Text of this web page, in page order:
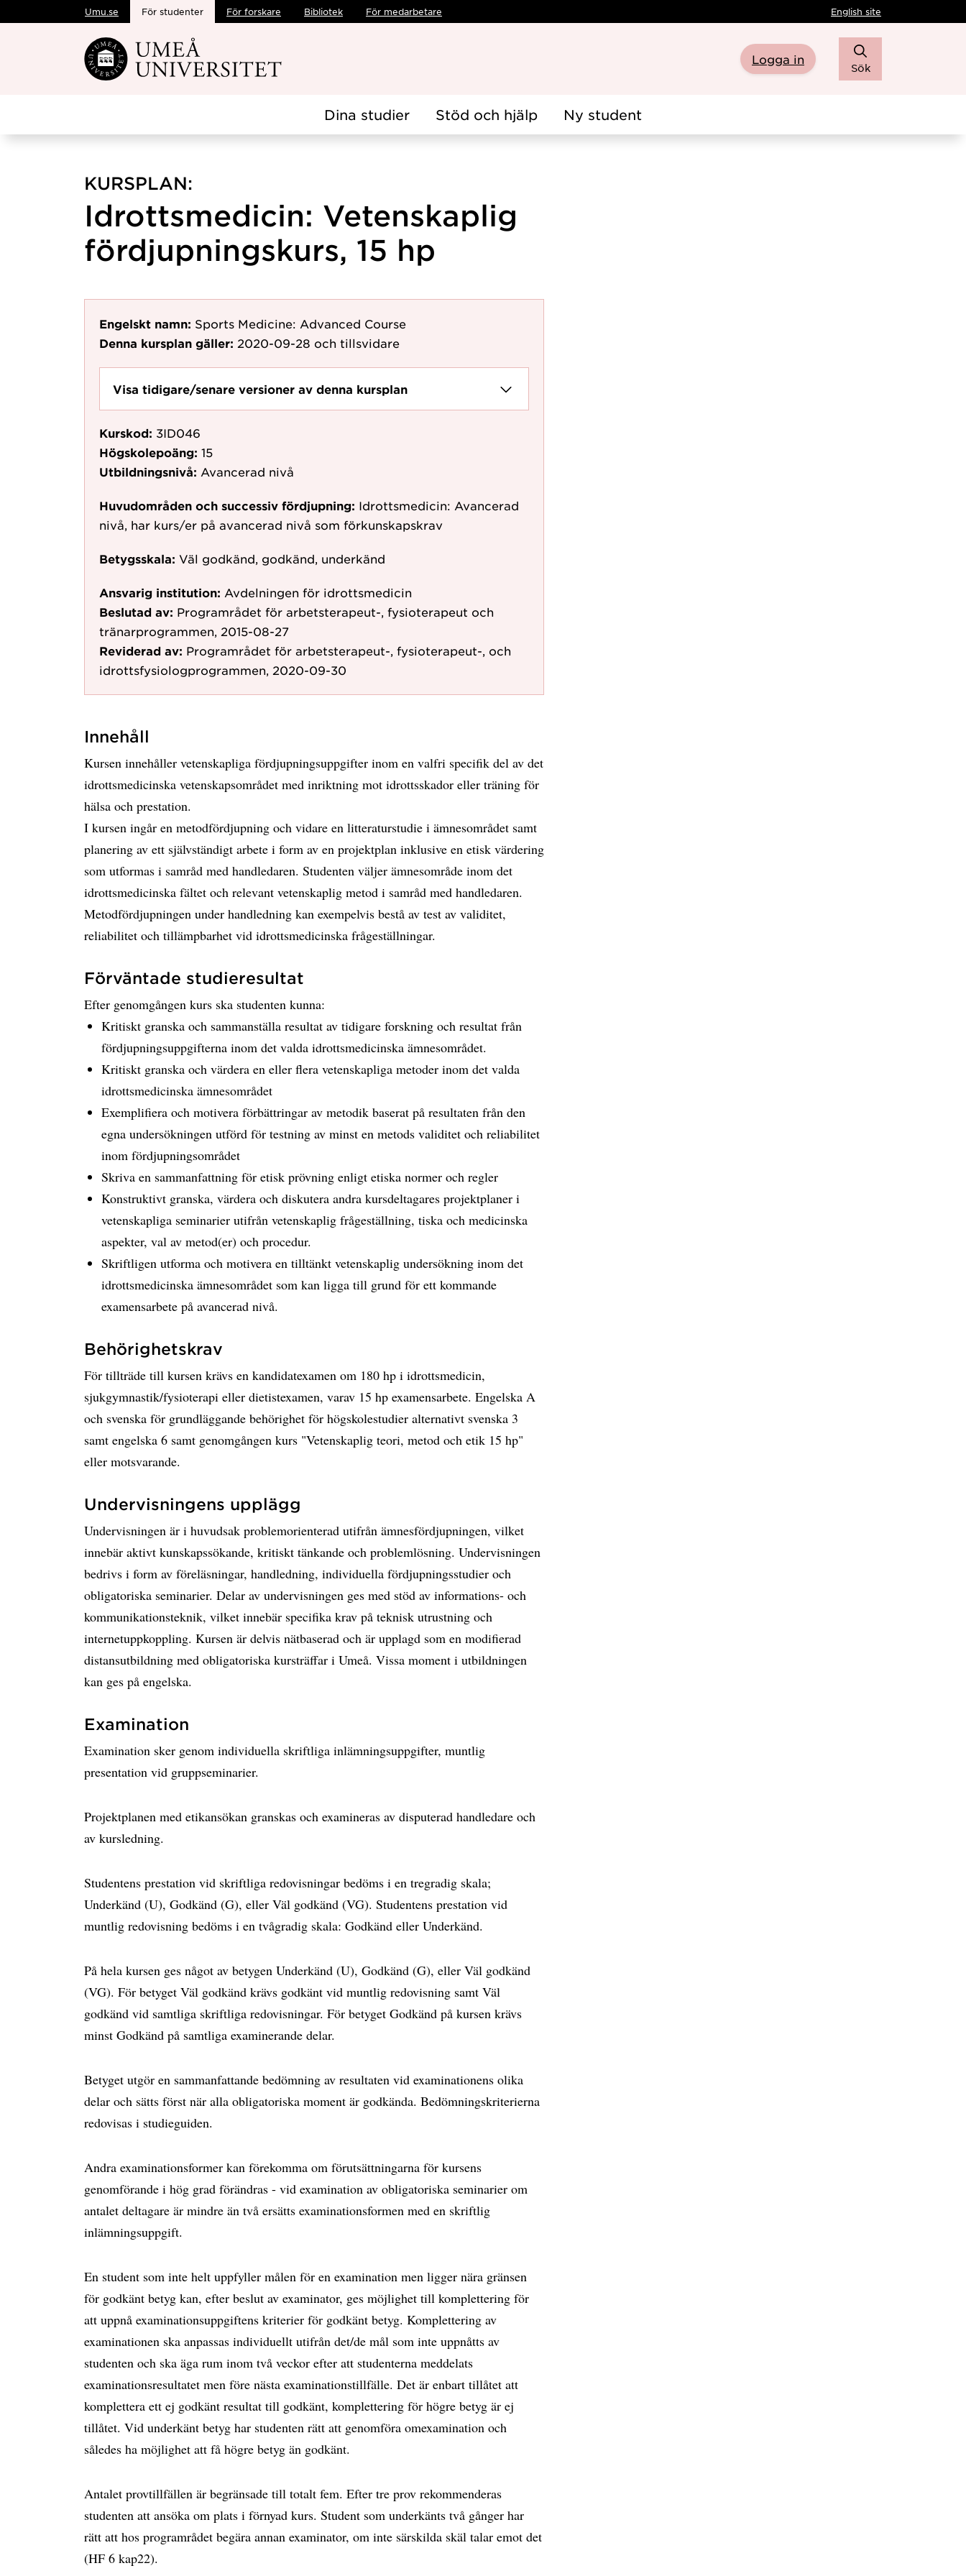
Hoppa direkt till innehållet
Umu.se För studenter För forskare Bibliotek För medarbetare English site
Logga in
Sök
Dina studier Stöd och hjälp Ny student
KURSPLAN:
Idrottsmedicin: Vetenskaplig
fördjupningskurs, 15 hp
Engelskt namn: Sports Medicine: Advanced Course
Denna kursplan gäller: 2020-09-28 och tillsvidare
Visa tidigare/senare versioner av denna kursplan
Kurskod: 3ID046
Högskolepoäng: 15
Utbildningsnivå: Avancerad nivå
Huvudområden och successiv fördjupning: Idrottsmedicin: Avancerad
nivå, har kurs/er på avancerad nivå som förkunskapskrav
Betygsskala: Väl godkänd, godkänd, underkänd
Ansvarig institution: Avdelningen för idrottsmedicin
Beslutad av: Programrådet för arbetsterapeut-, fysioterapeut och
tränarprogrammen, 2015-08-27
Reviderad av: Programrådet för arbetsterapeut-, fysioterapeut-, och
idrottsfysiologprogrammen, 2020-09-30
Innehåll
Kursen innehåller vetenskapliga fördjupningsuppgifter inom en valfri specifik del av det
idrottsmedicinska vetenskapsområdet med inriktning mot idrottsskador eller träning för
hälsa och prestation.
I kursen ingår en metodfördjupning och vidare en litteraturstudie i ämnesområdet samt
planering av ett självständigt arbete i form av en projektplan inklusive en etisk värdering
som utformas i samråd med handledaren. Studenten väljer ämnesområde inom det
idrottsmedicinska fältet och relevant vetenskaplig metod i samråd med handledaren.
Metodfördjupningen under handledning kan exempelvis bestå av test av validitet,
reliabilitet och tillämpbarhet vid idrottsmedicinska frågeställningar.
Förväntade studieresultat
Efter genomgången kurs ska studenten kunna:
Kritiskt granska och sammanställa resultat av tidigare forskning och resultat från
fördjupningsuppgifterna inom det valda idrottsmedicinska ämnesområdet.
Kritiskt granska och värdera en eller flera vetenskapliga metoder inom det valda
idrottsmedicinska ämnesområdet
Exemplifiera och motivera förbättringar av metodik baserat på resultaten från den
egna undersökningen utförd för testning av minst en metods validitet och reliabilitet
inom fördjupningsområdet
Skriva en sammanfattning för etisk prövning enligt etiska normer och regler
Konstruktivt granska, värdera och diskutera andra kursdeltagares projektplaner i
vetenskapliga seminarier utifrån vetenskaplig frågeställning, tiska och medicinska
aspekter, val av metod(er) och procedur.
Skriftligen utforma och motivera en tilltänkt vetenskaplig undersökning inom det
idrottsmedicinska ämnesområdet som kan ligga till grund för ett kommande
examensarbete på avancerad nivå.
Behörighetskrav
För tillträde till kursen krävs en kandidatexamen om 180 hp i idrottsmedicin,
sjukgymnastik/fysioterapi eller dietistexamen, varav 15 hp examensarbete. Engelska A
och svenska för grundläggande behörighet för högskolestudier alternativt svenska 3
samt engelska 6 samt genomgången kurs "Vetenskaplig teori, metod och etik 15 hp"
eller motsvarande.
Undervisningens upplägg
Undervisningen är i huvudsak problemorienterad utifrån ämnesfördjupningen, vilket
innebär aktivt kunskapssökande, kritiskt tänkande och problemlösning. Undervisningen
bedrivs i form av föreläsningar, handledning, individuella fördjupningsstudier och
obligatoriska seminarier. Delar av undervisningen ges med stöd av informations- och
kommunikationsteknik, vilket innebär specifika krav på teknisk utrustning och
internetuppkoppling. Kursen är delvis nätbaserad och är upplagd som en modifierad
distansutbildning med obligatoriska kursträffar i Umeå. Vissa moment i utbildningen
kan ges på engelska.
Examination
Examination sker genom individuella skriftliga inlämningsuppgifter, muntlig
presentation vid gruppseminarier.
Projektplanen med etikansökan granskas och examineras av disputerad handledare och
av kursledning.
Studentens prestation vid skriftliga redovisningar bedöms i en tregradig skala;
Underkänd (U), Godkänd (G), eller Väl godkänd (VG). Studentens prestation vid
muntlig redovisning bedöms i en tvågradig skala: Godkänd eller Underkänd.
På hela kursen ges något av betygen Underkänd (U), Godkänd (G), eller Väl godkänd
(VG). För betyget Väl godkänd krävs godkänt vid muntlig redovisning samt Väl
godkänd vid samtliga skriftliga redovisningar. För betyget Godkänd på kursen krävs
minst Godkänd på samtliga examinerande delar.
Betyget utgör en sammanfattande bedömning av resultaten vid examinationens olika
delar och sätts först när alla obligatoriska moment är godkända. Bedömningskriterierna
redovisas i studieguiden.
Andra examinationsformer kan förekomma om förutsättningarna för kursens
genomförande i hög grad förändras - vid examination av obligatoriska seminarier om
antalet deltagare är mindre än två ersätts examinationsformen med en skriftlig
inlämningsuppgift.
En student som inte helt uppfyller målen för en examination men ligger nära gränsen
för godkänt betyg kan, efter beslut av examinator, ges möjlighet till komplettering för
att uppnå examinationsuppgiftens kriterier för godkänt betyg. Komplettering av
examinationen ska anpassas individuellt utifrån det/de mål som inte uppnåtts av
studenten och ska äga rum inom två veckor efter att studenterna meddelats
examinationsresultatet men före nästa examinationstillfälle. Det är enbart tillåtet att
komplettera ett ej godkänt resultat till godkänt, komplettering för högre betyg är ej
tillåtet. Vid underkänt betyg har studenten rätt att genomföra omexamination och
således ha möjlighet att få högre betyg än godkänt.
Antalet provtillfällen är begränsade till totalt fem. Efter tre prov rekommenderas
studenten att ansöka om plats i förnyad kurs. Student som underkänts två gånger har
rätt att hos programrådet begära annan examinator, om inte särskilda skäl talar emot det
(HF 6 kap22).